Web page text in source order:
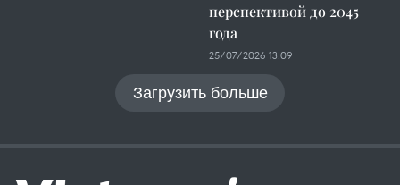
перспективой до 2045
года
25/07/2026 13:09
Загрузить больше